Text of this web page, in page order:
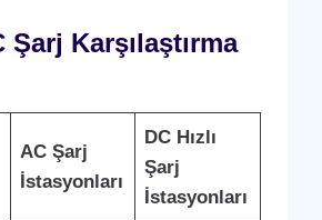
Şarj Karşılaştırma
AC Şarj
İstasyonları
DC Hızlı
Şarj
İstasyonları